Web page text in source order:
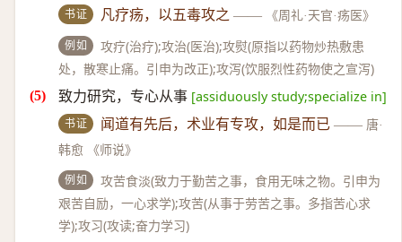
书证 凡疗疡，以五毒攻之 —— 《周礼·天官·疡医》
例如
攻疗(治疗);攻治(医治);攻熨(原指以药物炒热敷患
处，散寒止痛。引申为改正);攻泻(饮服烈性药物使之宣泻)
致力研究，专心从事 [assiduously study;specialize in]
书证 闻道有先后，术业有专攻，如是而已 —— 唐·
韩愈 《师说》
例如
攻苦食淡(致力于勤苦之事，食用无味之物。引申为
艰苦自励，一心求学);攻苦(从事于劳苦之事。多指苦心求
学);攻习(攻读;奋力学习)